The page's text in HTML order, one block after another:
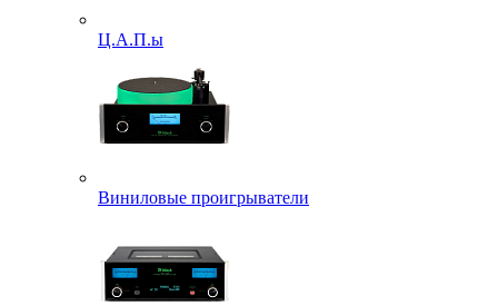
Ц.А.П.ы
Виниловые проигрыватели